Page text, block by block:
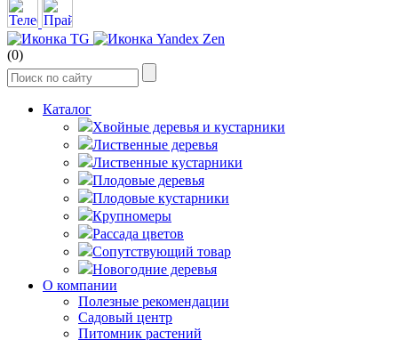
(0)
Каталог
Хвойные деревья и кустарники
Лиственные деревья
Лиственные кустарники
Плодовые деревья
Плодовые кустарники
Крупномеры
Рассада цветов
Сопутствующий товар
Новогодние деревья
О компании
Полезные рекомендации
Садовый центр
Питомник растений